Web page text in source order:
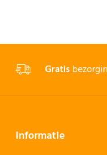
Gratis
Informatie